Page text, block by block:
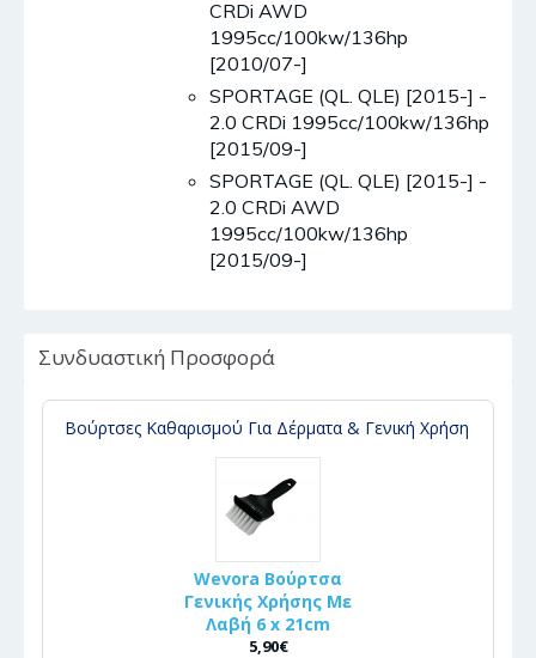
CRDi AWD
1995cc/100kw/136hp
[2010/07-]
SPORTAGE (QL. QLE) [2015-] -
2.0 CRDi 1995cc/100kw/136hp
[2015/09-]
SPORTAGE (QL. QLE) [2015-] -
2.0 CRDi AWD
1995cc/100kw/136hp
[2015/09-]
Συνδυαστική Προσφορά
Βούρτσες Καθαρισμού Για Δέρματα & Γενική Χρήση
Wevora Βούρτσα
Γενικής Χρήσης Με
Λαβή 6 x 21cm
5,90€